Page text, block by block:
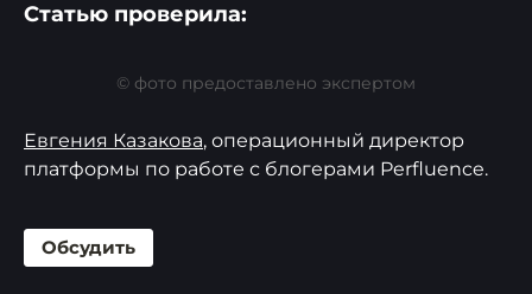
Статью проверила:
© фото предоставлено экспертом
Евгения Казакова, операционный директор
платформы по работе с блогерами Perfluence.
Обсудить